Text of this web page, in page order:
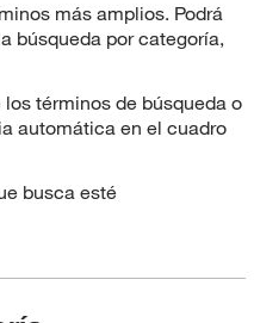
más amplios. Podrá
búsqueda por categoría,
términos de búsqueda o
automática en el cuadro
busca esté